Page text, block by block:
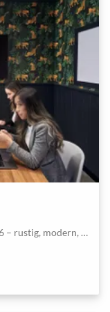
Lichte vergaderruimte in Carlton voor 2–6 – rustig, modern, direct te boeken